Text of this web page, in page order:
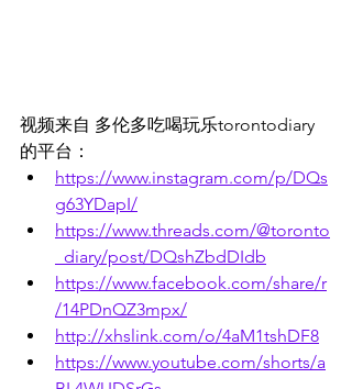
视频来自 多伦多吃喝玩乐torontodiary
的平台：
https://www.instagram.com/p/DQs
g63YDapI/
https://www.threads.com/@toronto
_diary/post/DQshZbdDIdb
https://www.facebook.com/share/r
/14PDnQZ3mpx/
http://xhslink.com/o/4aM1tshDF8
https://www.youtube.com/shorts/a